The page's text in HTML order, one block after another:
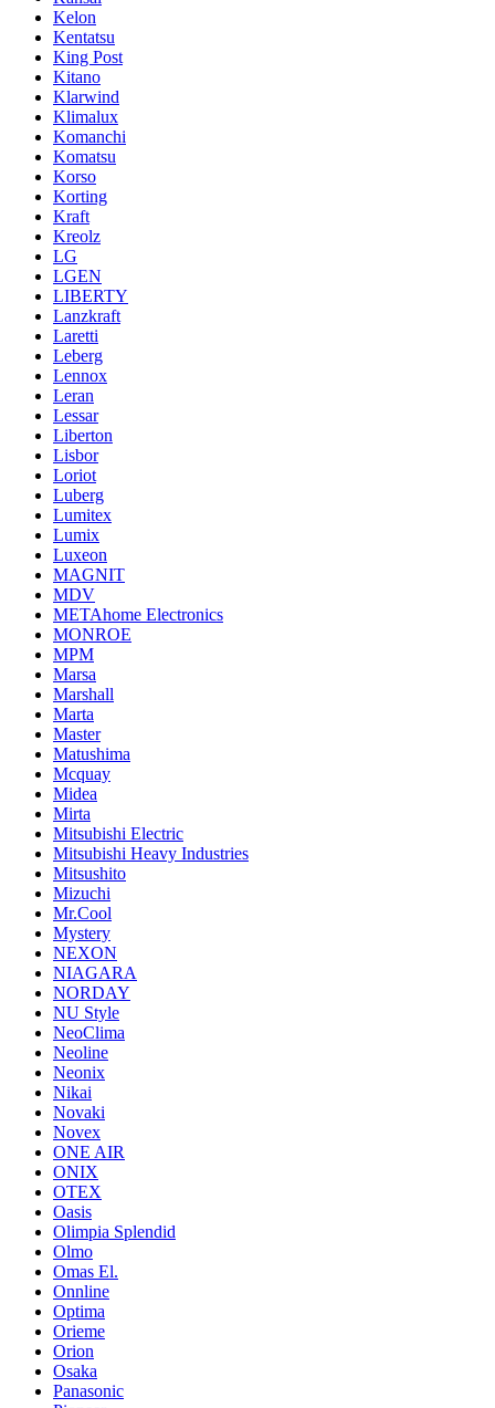
Kelon
Kentatsu
King Post
Kitano
Klarwind
Klimalux
Komanchi
Komatsu
Korso
Korting
Kraft
Kreolz
LG
LGEN
LIBERTY
Lanzkraft
Laretti
Leberg
Lennox
Leran
Lessar
Liberton
Lisbor
Loriot
Luberg
Lumitex
Lumix
Luxeon
MAGNIT
MDV
METAhome Electronics
MONROE
MPM
Marsa
Marshall
Marta
Master
Matushima
Mcquay
Midea
Mirta
Mitsubishi Electric
Mitsubishi Heavy Industries
Mitsushito
Mizuchi
Mr.Cool
Mystery
NEXON
NIAGARA
NORDAY
NU Style
NeoClima
Neoline
Neonix
Nikai
Novaki
Novex
ONE AIR
ONIX
OTEX
Oasis
Olimpia Splendid
Olmo
Omas El.
Onnline
Optima
Orieme
Orion
Osaka
Panasonic